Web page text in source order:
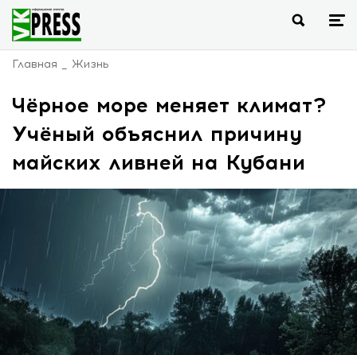
Главная Жизнь
Чёрное море меняет климат?
Учёный объяснил причину
майских ливней на Кубани